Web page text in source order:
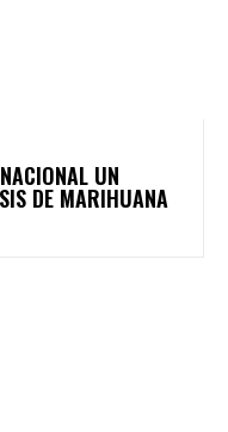
UN
DE MARIHUANA